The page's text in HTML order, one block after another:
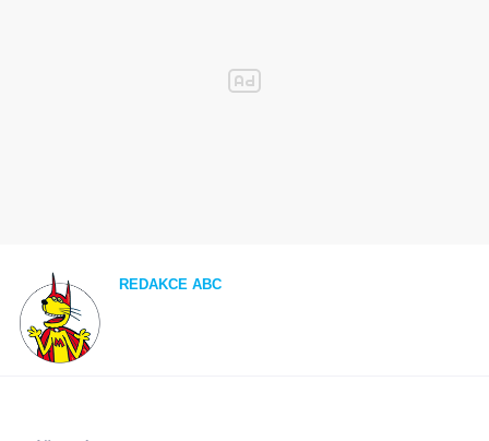
REDAKCE ABC